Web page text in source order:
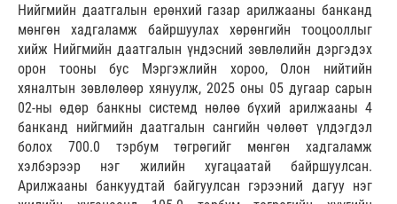
Нийгмийн даатгалын ерөнхий газар арилжааны банканд
мөнгөн хадгаламж байршуулах хөрөнгийн тооцооллыг
хийж Нийгмийн даатгалын үндэсний зөвлөлийн дэргэдэх
орон тооны бус Мэргэжлийн хороо, Олон нийтийн
хяналтын зөвлөлөөр хянуулж, 2025 оны 05 дугаар сарын
02-ны өдөр банкны системд нөлөө бүхий арилжааны 4
банканд нийгмийн даатгалын сангийн чөлөөт үлдэгдэл
болох 700.0 тэрбум төгрөгийг мөнгөн хадгаламж
хэлбэрээр нэг жилийн хугацаатай байршуулсан.
Арилжааны банкуудтай байгуулсан гэрээний дагуу нэг